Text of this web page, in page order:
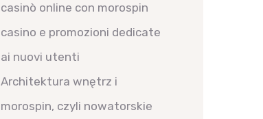
casinò online con morospin
casino e promozioni dedicate
ai nuovi utenti
Architektura wnętrz i
morospin, czyli nowatorskie